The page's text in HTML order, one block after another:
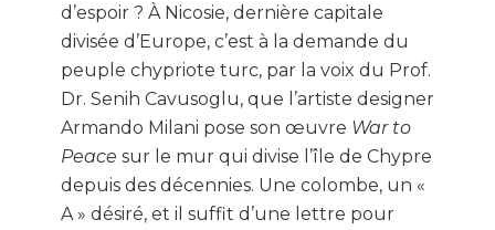
d’espoir ? À Nicosie, dernière capitale
divisée d’Europe, c’est à la demande du
peuple chypriote turc, par la voix du Prof.
Dr. Senih Cavusoglu, que l’artiste designer
Armando Milani pose son œuvre War to
Peace sur le mur qui divise l’île de Chypre
depuis des décennies. Une colombe, un «
A » désiré, et il suffit d’une lettre pour